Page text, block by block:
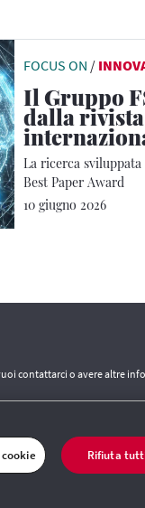
FOCUS ON /
Il Gruppo
dalla
La ricerca
Best Paper Award
10 giugno 2026
contattarci o avere altre
del sito Termini e
Rifiuta